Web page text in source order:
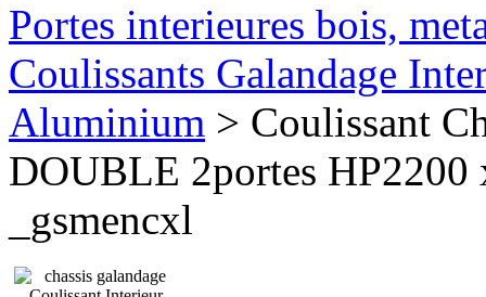
Portes interieures bois,
Coulissants Galandage
Aluminium > Coulissant
DOUBLE 2portes
_gsmencxl